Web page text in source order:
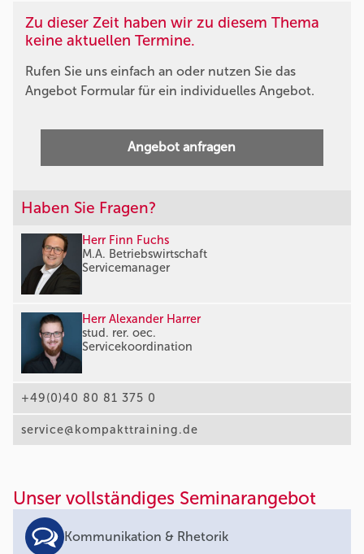
Zu dieser Zeit haben wir zu diesem Thema
keine aktuellen Termine.
Rufen Sie uns einfach an oder nutzen Sie das
Angebot Formular für ein individuelles Angebot.
Angebot anfragen
Haben Sie Fragen?
Herr Finn Fuchs
M.A. Betriebswirtschaft
Servicemanager
Herr Alexander Harrer
stud. rer. oec.
Servicekoordination
+49(0)40 80 81 375 0
service@kompakttraining.de
Unser vollständiges Seminarangebot
Kommunikation & Rhetorik